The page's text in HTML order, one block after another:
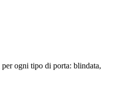
ogni tipo di porta: blindata,